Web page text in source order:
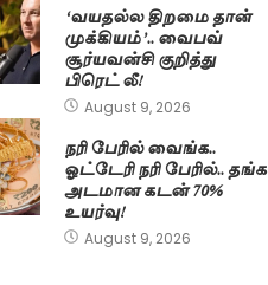
‘வயதல்ல திறமை தான்
முக்கியம்’.. வைபவ்
சூர்யவன்சி குறித்து
பிரெட் லீ!
August 9, 2026
நரி பேரில் வைங்க..
ஓட்டேரி நரி பேரில்.. தங்க
அடமான கடன் 70%
உயர்வு!
August 9, 2026